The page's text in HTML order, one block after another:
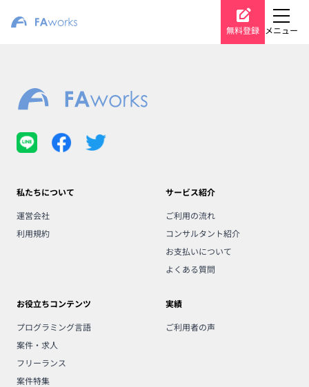
無料登録 メニュー
私たちについて
運営会社
利用規約
サービス紹介
ご利用の流れ
コンサルタント紹介
お支払いについて
よくある質問
お役立ちコンテンツ
プログラミング言語
案件・求人
フリーランス
案件特集
実績
ご利用者の声